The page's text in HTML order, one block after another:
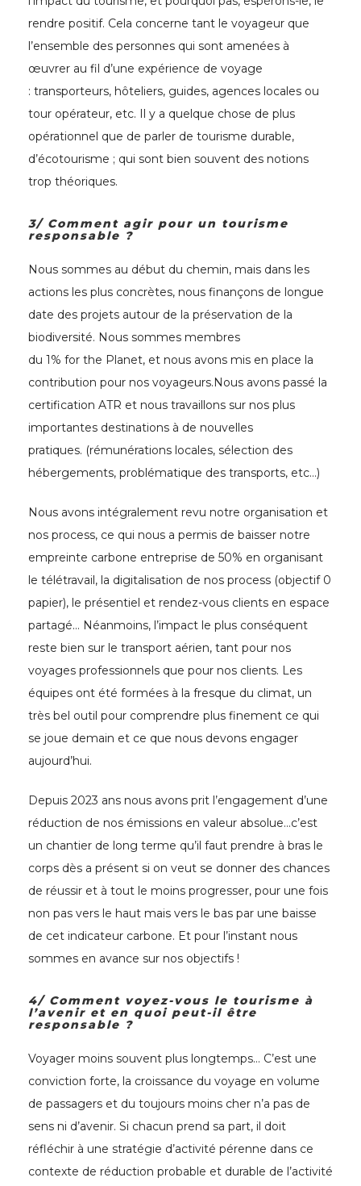
rendre positif. Cela concerne tant le voyageur que
l’ensemble des personnes qui sont amenées à
œuvrer au fil d’une expérience de voyage
: transporteurs, hôteliers, guides, agences locales ou
tour opérateur, etc. Il y a quelque chose de plus
opérationnel que de parler de tourisme durable,
d’écotourisme ; qui sont bien souvent des notions
trop théoriques.
3/ Comment agir pour un tourisme
responsable ?
Nous sommes au début du chemin, mais dans les
actions les plus concrètes, nous finançons de longue
date des projets autour de la préservation de la
biodiversité. Nous sommes membres
du 1% for the Planet, et nous avons mis en place la
contribution pour nos voyageurs.Nous avons passé la
certification ATR et nous travaillons sur nos plus
importantes destinations à de nouvelles
pratiques. (rémunérations locales, sélection des
hébergements, problématique des transports, etc…)
Nous avons intégralement revu notre organisation et
nos process, ce qui nous a permis de baisser notre
empreinte carbone entreprise de 50% en organisant
le télétravail, la digitalisation de nos process (objectif 0
papier), le présentiel et rendez-vous clients en espace
partagé… Néanmoins, l’impact le plus conséquent
reste bien sur le transport aérien, tant pour nos
voyages professionnels que pour nos clients. Les
équipes ont été formées à la fresque du climat, un
très bel outil pour comprendre plus finement ce qui
se joue demain et ce que nous devons engager
aujourd’hui.
Depuis 2023 ans nous avons prit l’engagement d’une
réduction de nos émissions en valeur absolue…c’est
un chantier de long terme qu’il faut prendre à bras le
corps dès a présent si on veut se donner des chances
de réussir et à tout le moins progresser, pour une fois
non pas vers le haut mais vers le bas par une baisse
de cet indicateur carbone. Et pour l’instant nous
sommes en avance sur nos objectifs !
4/ Comment voyez-vous le tourisme à
l’avenir et en quoi peut-il être
responsable ?
Voyager moins souvent plus longtemps… C’est une
conviction forte, la croissance du voyage en volume
de passagers et du toujours moins cher n’a pas de
sens ni d’avenir. Si chacun prend sa part, il doit
réfléchir à une stratégie d’activité pérenne dans ce
contexte de réduction probable et durable de l’activité